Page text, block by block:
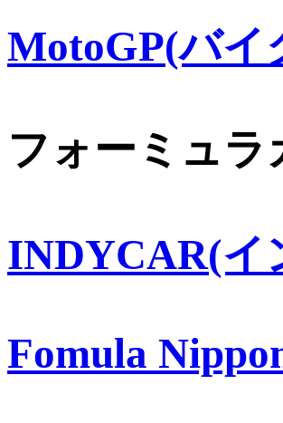
MotoGP(バイ
フォーミュラ
INDYCAR(イ
Fomula